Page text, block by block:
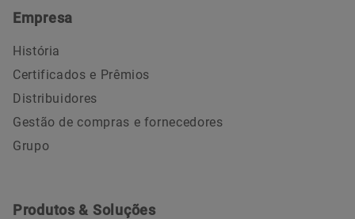
Empresa
História
Certificados e Prêmios
Distribuidores
Gestão de compras e fornecedores
Grupo
Produtos & Soluções